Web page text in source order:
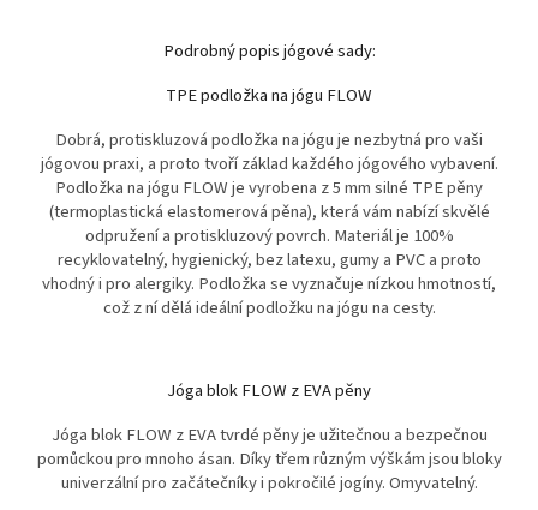
Podrobný popis jógové sady:
TPE podložka na jógu FLOW
Dobrá, protiskluzová podložka na jógu je nezbytná pro vaši
jógovou praxi, a proto tvoří základ každého jógového vybavení.
Podložka na jógu FLOW je vyrobena z 5 mm silné TPE pěny
(termoplastická elastomerová pěna), která vám nabízí skvělé
odpružení a protiskluzový povrch. Materiál je 100%
recyklovatelný, hygienický, bez latexu, gumy a PVC a proto
vhodný i pro alergiky. Podložka se vyznačuje nízkou hmotností,
což z ní dělá ideální podložku na jógu na cesty.
Jóga blok FLOW z EVA pěny
Jóga blok FLOW z EVA tvrdé pěny je užitečnou a bezpečnou
pomůckou pro mnoho ásan. Díky třem různým výškám jsou bloky
univerzální pro začátečníky i pokročilé jogíny. Omyvatelný.